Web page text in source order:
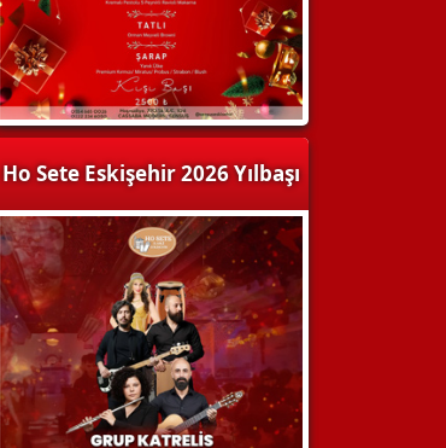
Ho Sete Eskişehir 2026 Yılbaşı